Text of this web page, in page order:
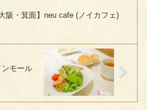
大阪・箕面】neu cafe (ノイカフェ)
モール